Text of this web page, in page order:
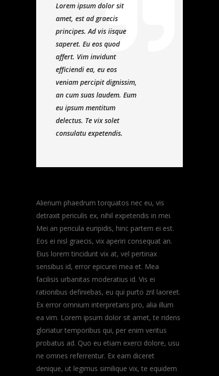
Lorem ipsum dolor sit
amet, est ad graecis
principes. Ad vis iisque
saperet. Eu eos quod
affert. Vim invidunt
efficiendi ea, eu eos
veniam percipit dignissim,
an cum suas laudem. Eum
eu ipsum mentitum
delectus. Te vix solet
consulatu expetendis.
Alienum phaedrum torquatos nec eu, vis
detraxit periculis ex, nihil expetendis in mei.
Mei an pericula euripidis, hinc partem ei est.
Eos ei nisl graecis, vix aperiri consequat an.
Eius lorem tincidunt vix at, vel pertinax
sensibus id, error epicurei mea et. Mea
facilisis urbanitas moderatius id. Vis ei
rationibus definiebas, eu qui purto zril laoreet.
Ex error omnium interpretaris pro, alia illum
ea vim. Lorem ipsum dolor sit amet, te ridens
gloriatur temporibus qui, per enim veritus
probatus ad. Quo eu etiam exerci dolore, usu
ne omnes referrentur. Ex eam diceret
denique, ut legimus similique vix, te equidem